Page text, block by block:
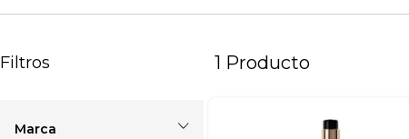
Filtros
Marca
1 Producto